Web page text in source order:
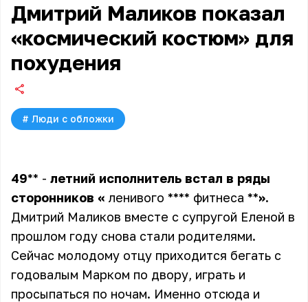
Дмитрий Маликов показал
«космический костюм» для
похудения
# Люди с обложки
49** - летний исполнитель встал в ряды
сторонников « ленивого **** фитнеса **».
Дмитрий Маликов вместе с супругой Еленой в
прошлом году снова стали родителями.
Сейчас молодому отцу приходится бегать с
годовалым Марком по двору, играть и
просыпаться по ночам. Именно отсюда и